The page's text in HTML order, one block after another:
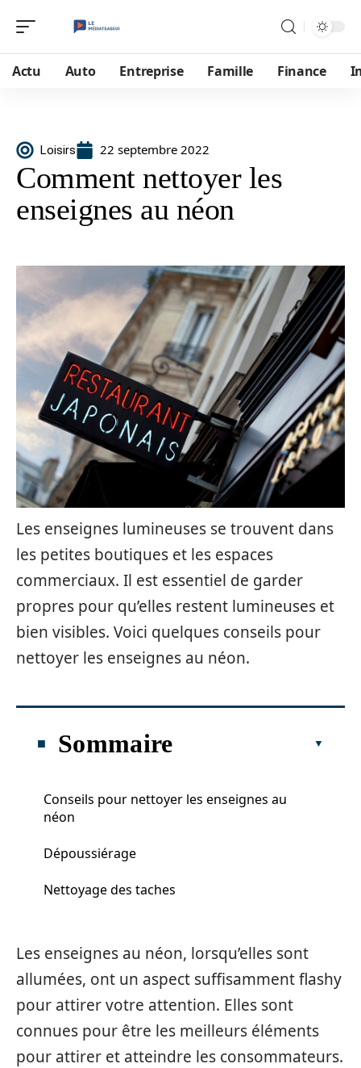
Actu Auto Entreprise Famille Finance
Loisirs 22 septembre 2022
Comment nettoyer les
enseignes au néon
Les enseignes lumineuses se trouvent dans
les petites boutiques et les espaces
commerciaux. Il est essentiel de garder
propres pour qu’elles restent lumineuses et
bien visibles. Voici quelques conseils pour
nettoyer les enseignes au néon.
Sommaire
Conseils pour nettoyer les enseignes au
néon
Dépoussiérage
Nettoyage des taches
Les enseignes au néon, lorsqu’elles sont
allumées, ont un aspect suffisamment flashy
pour attirer votre attention. Elles sont
connues pour être les meilleurs éléments
pour attirer et atteindre les consommateurs.